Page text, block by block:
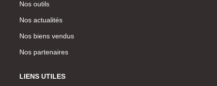
Nos outils
Nos actualités
Nos biens vendus
Nos partenaires
LIENS UTILES